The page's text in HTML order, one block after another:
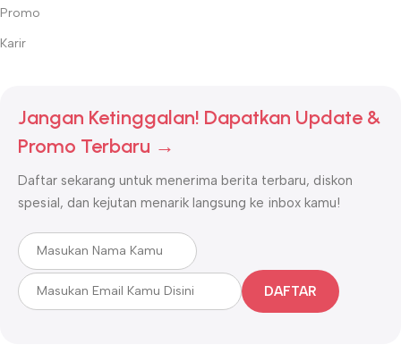
Promo
Karir
Jangan Ketinggalan! Dapatkan Update &
Promo Terbaru →
Daftar sekarang untuk menerima berita terbaru, diskon
spesial, dan kejutan menarik langsung ke inbox kamu!
DAFTAR